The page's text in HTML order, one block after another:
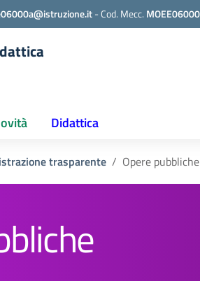
-Cod. Mecc.
Didattica
trasparente Opere pubbliche